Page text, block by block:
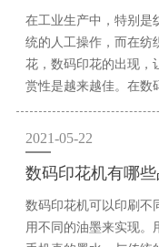
在工业生产中，特别是
统的人工操作，而在纺
花，数码印花的出现，
赏性是越来越佳。在数
2021-05-22
数码印花机有哪
数码印花机可以印刷不
用不同的油墨来实现。